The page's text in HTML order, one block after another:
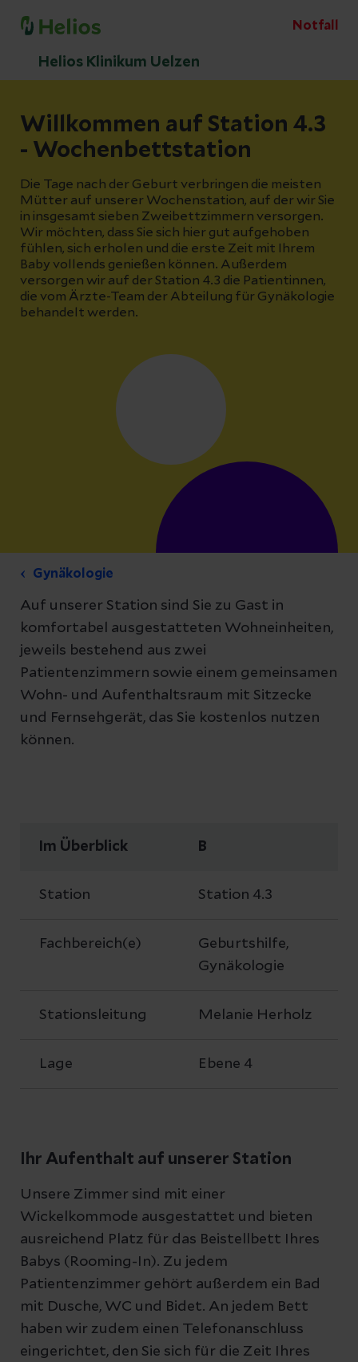
Notfall
Helios Klinikum Uelzen
Willkommen auf Station 4.3
- Wochenbettstation
Die Tage nach der Geburt verbringen die meisten
Mütter auf unserer Wochenstation, auf der wir Sie
in insgesamt sieben Zweibettzimmern versorgen.
Wir möchten, dass Sie sich hier gut aufgehoben
fühlen, sich erholen und die erste Zeit mit Ihrem
Baby vollends genießen können. Außerdem
versorgen wir auf der Station 4.3 die Patientinnen,
die vom Ärzte-Team der Abteilung für Gynäkologie
behandelt werden.
Gynäkologie
Auf unserer Station sind Sie zu Gast in
komfortabel ausgestatteten Wohneinheiten,
jeweils bestehend aus zwei
Patientenzimmern sowie einem gemeinsamen
Wohn- und Aufenthaltsraum mit Sitzecke
und Fernsehgerät, das Sie kostenlos nutzen
können.
Im Überblick B
Station Station 4.3
Fachbereich(e)
Geburtshilfe,
Gynäkologie
Stationsleitung Melanie Herholz
Lage Ebene 4
Ihr Aufenthalt auf unserer Station
Unsere Zimmer sind mit einer
Wickelkommode ausgestattet und bieten
ausreichend Platz für das Beistellbett Ihres
Babys (Rooming-In). Zu jedem
Patientenzimmer gehört außerdem ein Bad
mit Dusche, WC und Bidet. An jedem Bett
haben wir zudem einen Telefonanschluss
eingerichtet, den Sie sich für die Zeit Ihres